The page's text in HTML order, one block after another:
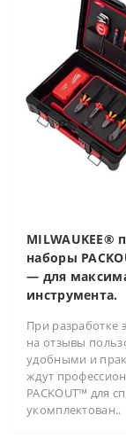
MILWAUKEE®
наборы
— для
инструмента.
При разработке
на отзывы
удобными и
ждут
PACKOUT™ для
укомплектован..